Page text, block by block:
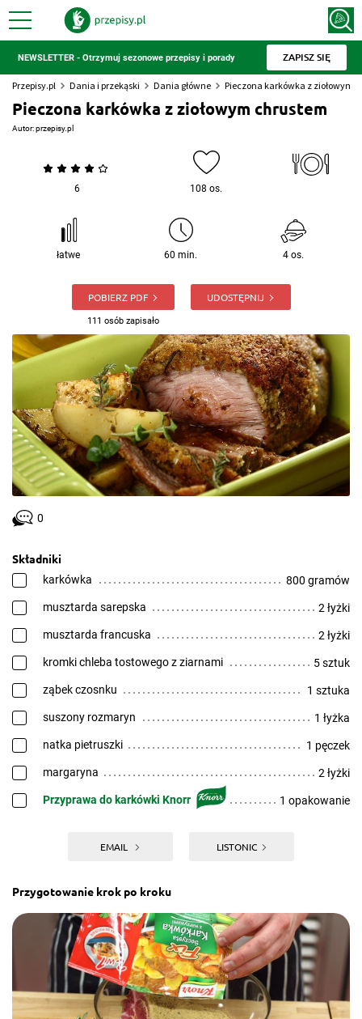
NEWSLETTER - Otrzymuj sezonowe przepisy i porady ZAPISZ SIĘ
Przepisy.pl Dania i przekąski Dania główne Pieczona karkówka z ziołowym
Pieczona karkówka z ziołowym chrustem
Autor:przepisy.pl
6 108 os.
łatwe 60 min. 4 os.
POBIERZ PDF
111 osób zapisało
UDOSTĘPNIJ
0
Składniki
karkówka 800 gramów
musztarda sarepska 2 łyżki
musztarda francuska 2 łyżki
kromki chleba tostowego z ziarnami 5 sztuk
ząbek czosnku 1 sztuka
suszony rozmaryn 1 łyżka
natka pietruszki 1 pęczek
margaryna 2 łyżki
Przyprawa do karkówki Knorr 1 opakowanie
EMAIL LISTONIC
Przygotowanie krok po kroku